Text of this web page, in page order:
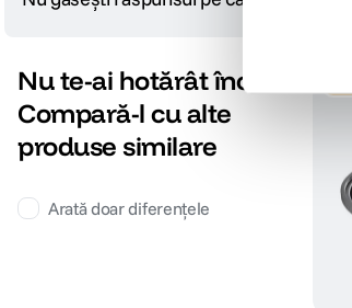
Nu te-ai hotărât încă?
Compară-l cu alte
produse similare
Arată doar diferențele